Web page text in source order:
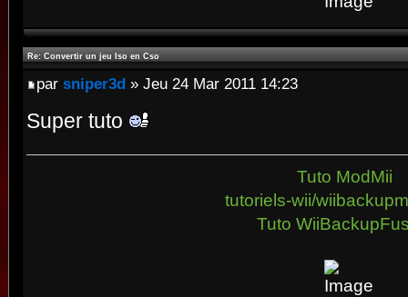
Re: Convertir un jeu Iso en Cso
par sniper3d » Jeu 24 Mar 2011 14:23
Super tuto
Tuto ModMii
tutoriels-wii/
Tuto